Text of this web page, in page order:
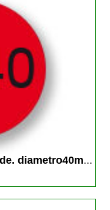
diametro40m...